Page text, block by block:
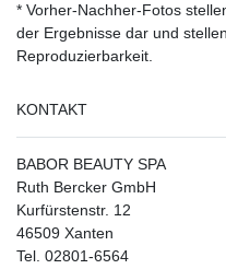
* Vorher-Nachher-Fotos
der Ergebnisse dar und
Reproduzierbarkeit.
KONTAKT
BABOR BEAUTY SPA
Ruth Bercker GmbH
Kurfürstenstr. 12
46509 Xanten
Tel. 02801-6564